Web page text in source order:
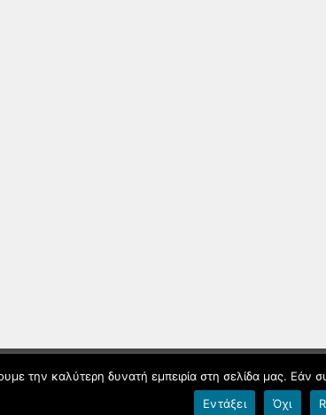
© 2026 Φυσική Αλληλεπίδραση
την καλύτερη δυνατή εμπειρία στη σελίδα μας. Εάν
Εντάξει
Όχι